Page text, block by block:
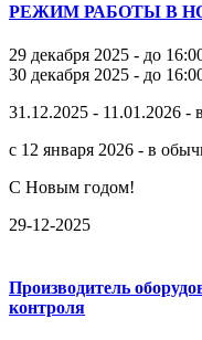
РЕЖИМ РАБОТЫ В
29 декабря 2025 - до
30 декабря 2025 - до
31.12.2025 - 11.01.2026 -
с 12 января 2026 - в
С Новым годом!
29-12-2025
Производитель
контроля